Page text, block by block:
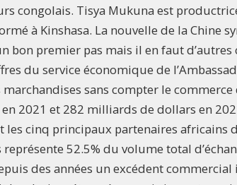
congolais. Tisya Mukuna est
à Kinshasa. La nouvelle de la Chine
bon premier pas mais il en faut d’autres
du service économique de
sans compter le commerce
2021 et 282 milliards de dollars en
les cinq principaux partenaires africains
52.5% du volume total
des années un excédent